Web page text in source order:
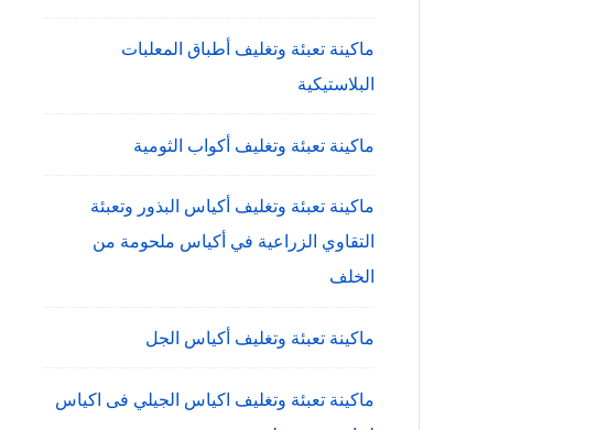
ماكينة تعبئة وتغليف أطباق المعلبات
البلاستيكية
ماكينة تعبئة وتغليف أكواب الثومية
ماكينة تعبئة وتغليف أكياس البذور وتعبئة
التقاوي الزراعية في أكياس ملحومة من
الخلف
ماكينة تعبئة وتغليف أكياس الجل
ماكينة تعبئة وتغليف اكياس الجيلي فى اكياس